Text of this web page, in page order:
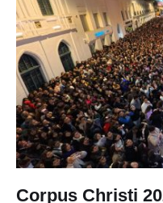
Corpus Christi